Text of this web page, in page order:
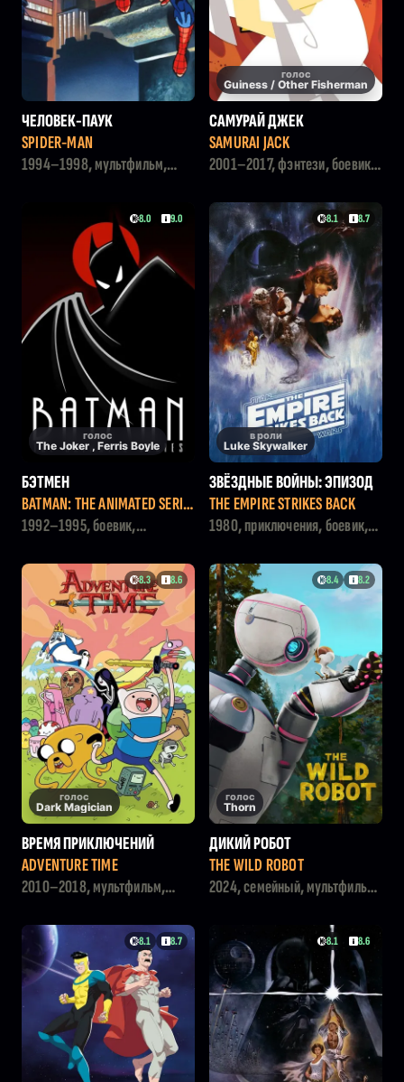
ЧЕЛОВЕК-ПАУК
SPIDER-MAN
1994–1998, мультфильм,
голос
Guiness / Other Fisherman
САМУРАЙ ДЖЕК
SAMURAI JACK
2001–2017, фэнтези, боевик,
8.0 9.0
голос
The Joker , Ferris Boyle
БЭТМЕН
BATMAN: THE ANIMATED SERIE
S
1992–1995, боевик,
8.1 8.7
в роли
Luke Skywalker
ЗВЁЗДНЫЕ ВОЙНЫ: ЭПИЗОД
5 - ИМПЕРИЯ НАНОСИТ ОТВЕТ
НЫЙ УДАР
THE EMPIRE STRIKES BACK
1980, приключения, боевик,
8.3 8.6
голос
Dark Magician
ВРЕМЯ ПРИКЛЮЧЕНИЙ
ADVENTURE TIME
2010–2018, мультфильм,
8.4 8.2
голос
Thorn
ДИКИЙ РОБОТ
THE WILD ROBOT
2024, семейный, мультфильм,
8.1 8.7 8.1 8.6